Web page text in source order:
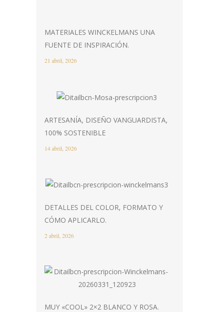
MATERIALES WINCKELMANS UNA
FUENTE DE INSPIRACIÓN.
21 abril, 2026
ARTESANÍA, DISEÑO VANGUARDISTA,
100% SOSTENIBLE
14 abril, 2026
DETALLES DEL COLOR, FORMATO Y
CÓMO APLICARLO.
2 abril, 2026
MUY «COOL» 2×2 BLANCO Y ROSA.